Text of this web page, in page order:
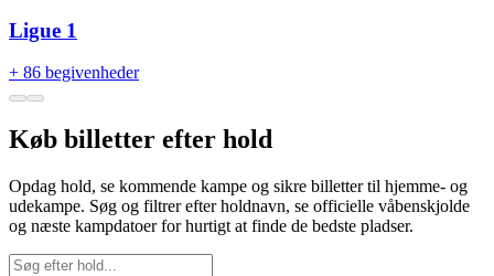
Ligue 1
+ 86 begivenheder
Køb billetter efter hold
Opdag hold, se kommende kampe og sikre billetter til hjemme- og
udekampe. Søg og filtrer efter holdnavn, se officielle våbenskjolde
og næste kampdatoer for hurtigt at finde de bedste pladser.